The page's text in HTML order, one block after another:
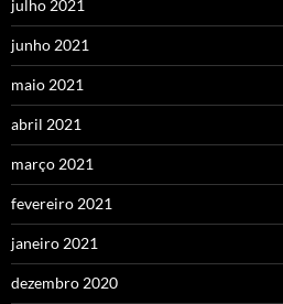
julho 2021
junho 2021
maio 2021
abril 2021
março 2021
fevereiro 2021
janeiro 2021
dezembro 2020